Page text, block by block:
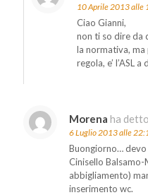
10 Aprile 2013 alle
Ciao Gianni,
non ti so dire da
la normativa, ma
regola, e’ l’ASL a
Morena ha
6 Luglio 2013 alle
Buongiorno… devo
Cinisello
abbigliamento)
inserimento wc.